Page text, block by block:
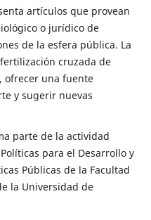
artículos que provean
o jurídico de
de la esfera pública. La
cruzada de
ofrecer una fuente
y sugerir nuevas
parte de la actividad
para el Desarrollo y
Públicas de la Facultad
la Universidad de